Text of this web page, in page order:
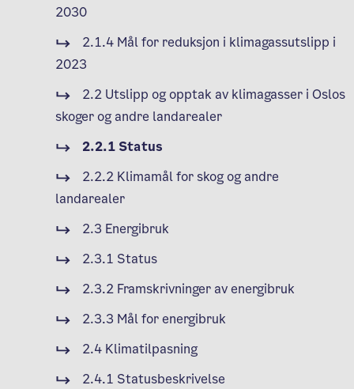
2030
2.1.4 Mål for reduksjon i klimagassutslipp i
2023
2.2 Utslipp og opptak av klimagasser i Oslos
skoger og andre landarealer
2.2.1 Status
2.2.2 Klimamål for skog og andre
landarealer
2.3 Energibruk
2.3.1 Status
2.3.2 Framskrivninger av energibruk
2.3.3 Mål for energibruk
2.4 Klimatilpasning
2.4.1 Statusbeskrivelse